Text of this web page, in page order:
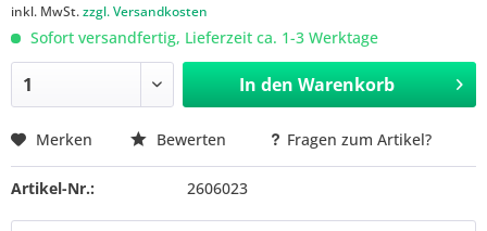
inkl. MwSt.zzgl. Versandkosten
Sofort versandfertig, Lieferzeit ca. 1-3 Werktage
In den Warenkorb
Merken Bewerten Fragen zum Artikel?
Artikel-Nr.: 2606023